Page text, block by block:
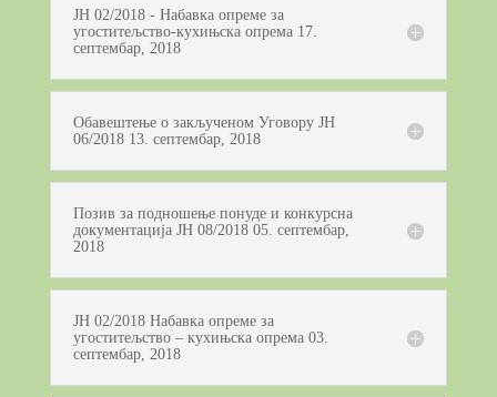
ЈН 02/2018 - Набавка опреме за
угоститељство-кухињска опрема 17.
септембар, 2018
Обавештење о закљученом Уговору ЈН
06/2018 13. септембар, 2018
Позив за подношење понуде и конкурсна
документација ЈН 08/2018 05. септембар,
2018
ЈН 02/2018 Набавка опреме за
угоститељство – кухињска опрема 03.
септембар, 2018